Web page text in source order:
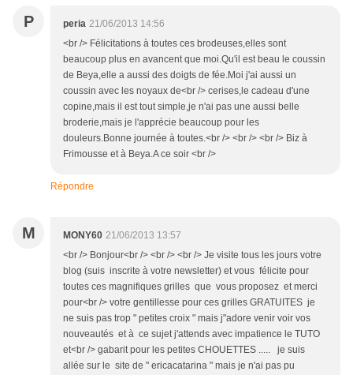
P peria 21/06/2013 14:56
<br /> Félicitations à toutes ces brodeuses,elles sont
beaucoup plus en avancent que moi.Qu'il est beau le coussin
de Beya,elle a aussi des doigts de fée.Moi j'ai aussi un
coussin avec les noyaux de<br /> cerises,le cadeau d'une
copine,mais il est tout simple,je n'ai pas une aussi belle
broderie,mais je l'apprécie beaucoup pour les
douleurs.Bonne journée à toutes.<br /> <br /> <br /> Biz à
Frimousse et à Beya.A ce soir <br />
Répondre
M MONY60 21/06/2013 13:57
<br /> Bonjour<br /> <br /> <br /> Je visite tous les jours votre
blog (suis inscrite à votre newsletter) et vous félicite pour
toutes ces magnifiques grilles que vous proposez et merci
pour<br /> votre gentillesse pour ces grilles GRATUITES je
ne suis pas trop " petites croix " mais j"adore venir voir vos
nouveautés et à ce sujet j'attends avec impatience le TUTO
et<br /> gabarit pour les petites CHOUETTES ..... je suis
allée sur le site de " ericacatarina " mais je n'ai pas pu